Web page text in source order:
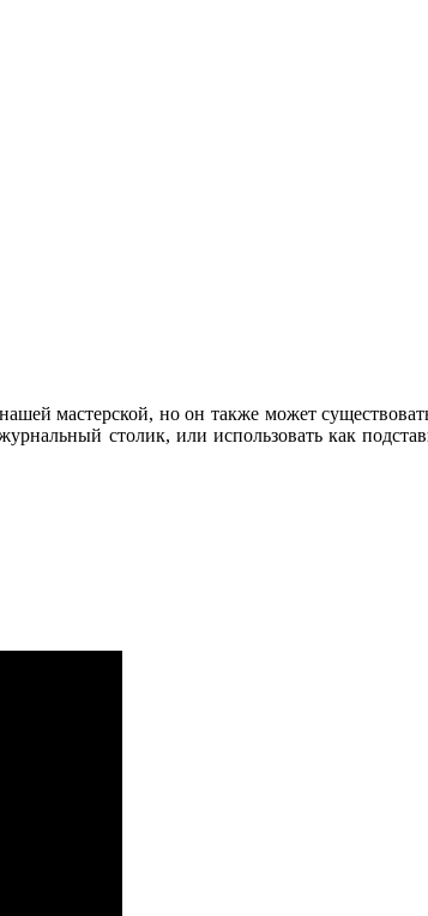
мастерской, но он также может
столик, или использовать как